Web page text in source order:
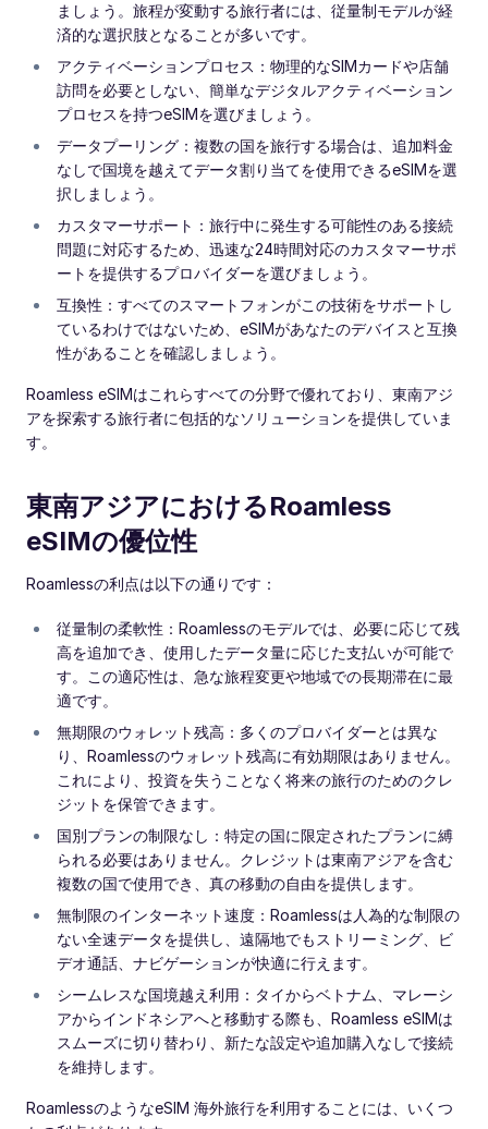
ましょう。旅程が変動する旅行者には、従量制モデルが経
済的な選択肢となることが多いです。
アクティベーションプロセス：物理的なSIMカードや店舗
訪問を必要としない、簡単なデジタルアクティベーション
プロセスを持つeSIMを選びましょう。
データプーリング：複数の国を旅行する場合は、追加料金
なしで国境を越えてデータ割り当てを使用できるeSIMを選
択しましょう。
カスタマーサポート：旅行中に発生する可能性のある接続
問題に対応するため、迅速な24時間対応のカスタマーサポ
ートを提供するプロバイダーを選びましょう。
互換性：すべてのスマートフォンがこの技術をサポートし
ているわけではないため、eSIMがあなたのデバイスと互換
性があることを確認しましょう。
Roamless eSIMはこれらすべての分野で優れており、東南アジ
アを探索する旅行者に包括的なソリューションを提供していま
す。
東南アジアにおけるRoamless
eSIMの優位性
Roamlessの利点は以下の通りです：
従量制の柔軟性：Roamlessのモデルでは、必要に応じて残
高を追加でき、使用したデータ量に応じた支払いが可能で
す。この適応性は、急な旅程変更や地域での長期滞在に最
適です。
無期限のウォレット残高：多くのプロバイダーとは異な
り、Roamlessのウォレット残高に有効期限はありません。
これにより、投資を失うことなく将来の旅行のためのクレ
ジットを保管できます。
国別プランの制限なし：特定の国に限定されたプランに縛
られる必要はありません。クレジットは東南アジアを含む
複数の国で使用でき、真の移動の自由を提供します。
無制限のインターネット速度：Roamlessは人為的な制限の
ない全速データを提供し、遠隔地でもストリーミング、ビ
デオ通話、ナビゲーションが快適に行えます。
シームレスな国境越え利用：タイからベトナム、マレーシ
アからインドネシアへと移動する際も、Roamless eSIMは
スムーズに切り替わり、新たな設定や追加購入なしで接続
を維持します。
RoamlessのようなeSIM 海外旅行を利用することには、いくつ